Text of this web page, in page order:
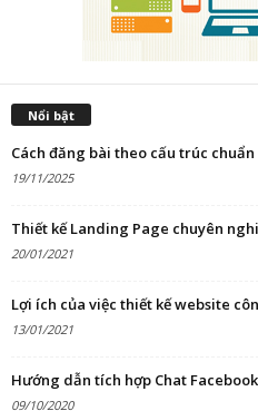
Nổi bật
Cách đăng bài theo cấu trúc
19/11/2025
Thiết kế Landing Page chuyên
20/01/2021
Lợi ích của việc thiết kế website
13/01/2021
Hướng dẫn tích hợp Chat
09/10/2020